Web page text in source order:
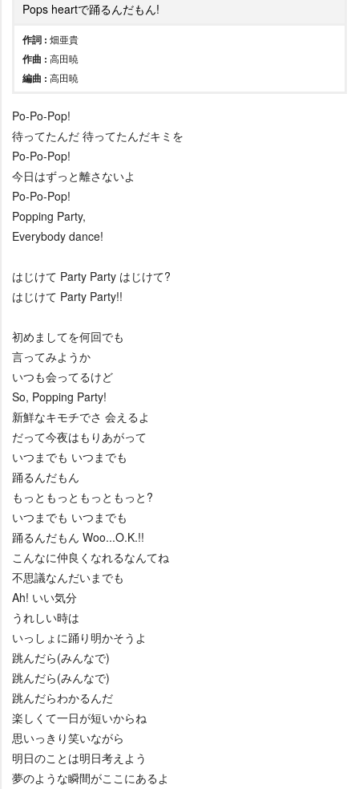
Pops heartで踊るんだもん!
作詞 : 畑亜貴
作曲 : 高田暁
編曲 : 高田暁
Po-Po-Pop!
待ってたんだ 待ってたんだキミを
Po-Po-Pop!
今日はずっと離さないよ
Po-Po-Pop!
Popping Party,
Everybody dance!
はじけて Party Party はじけて?
はじけて Party Party!!
初めましてを何回でも
言ってみようか
いつも会ってるけど
So, Popping Party!
新鮮なキモチでさ 会えるよ
だって今夜はもりあがって
いつまでも いつまでも
踊るんだもん
もっともっともっともっと?
いつまでも いつまでも
踊るんだもん Woo...O.K.!!
こんなに仲良くなれるなんてね
不思議なんだいまでも
Ah! いい気分
うれしい時は
いっしょに踊り明かそうよ
跳んだら(みんなで)
跳んだら(みんなで)
跳んだらわかるんだ
楽しくて一日が短いからね
思いっきり笑いながら
明日のことは明日考えよう
夢のような瞬間がここにあるよ